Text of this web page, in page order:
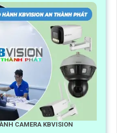
CAMERA KBVISION